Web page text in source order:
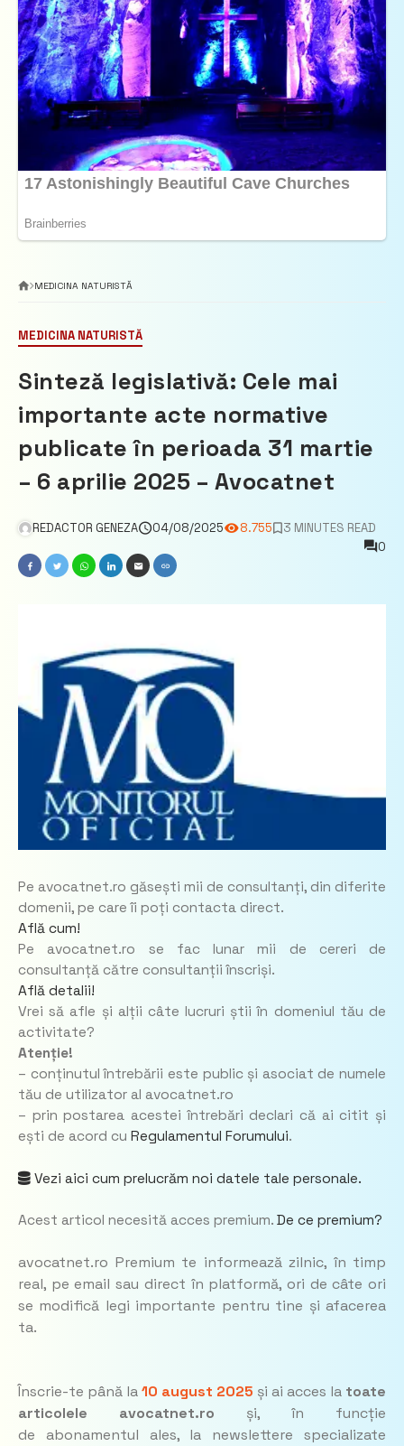
MEDICINA NATURISTĂ
MEDICINA NATURISTĂ
Sinteză legislativă: Cele mai
importante acte normative
publicate în perioada 31 martie
– 6 aprilie 2025 – Avocatnet
REDACTOR GENEZA 04/08/2025 8.755
3 MINUTES READ
0
Pe avocatnet.ro găsești mii de consultanți, din diferite
domenii, pe care îi poți contacta direct.
Află cum!
Pe avocatnet.ro se fac lunar mii de cereri de
consultanță către consultanții înscriși.
Află detalii!
Vrei să afle și alții câte lucruri știi în domeniul tău de
activitate?
Atenție!
– conținutul întrebării este public și asociat de numele
tău de utilizator al avocatnet.ro
– prin postarea acestei întrebări declari că ai citit și
ești de acord cu Regulamentul Forumului.
Vezi aici cum prelucrăm noi datele tale personale.
Acest articol necesită acces premium. De ce premium?
avocatnet.ro Premium te informează zilnic, în timp
real, pe email sau direct în platformă, ori de câte ori
se modifică legi importante pentru tine și afacerea
ta.
Înscrie-te până la10 august 2025 și ai acces la toate
articolele avocatnet.ro și, în funcție
de abonamentul ales, la newslettere specializate